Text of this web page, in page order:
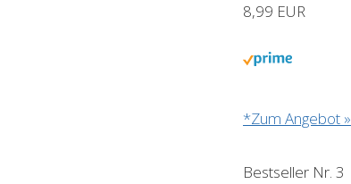
8,99 EUR
*Zum Angebot »
Bestseller Nr. 3